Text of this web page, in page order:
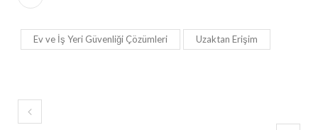
Ev ve İş Yeri Güvenliği Çözümleri Uzaktan Erişim